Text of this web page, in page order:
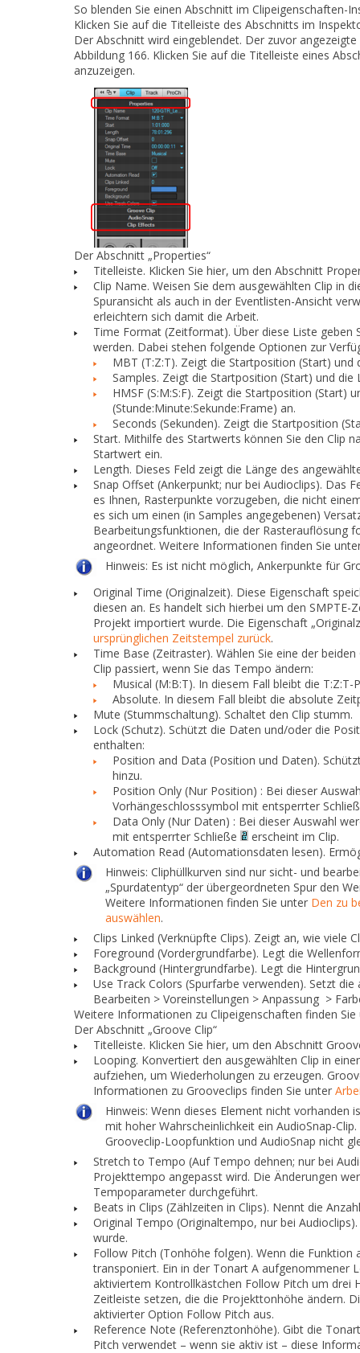
So blenden Sie einen Abschnitt im Clipeigenschaften-
Klicken Sie auf die Titelleiste des Abschnitts im
Der Abschnitt wird eingeblendet. Der zuvor
Abbildung 166. Klicken Sie auf die Titelleiste eines
anzuzeigen.
Der Abschnitt „Properties“
Titelleiste. Klicken Sie hier, um den Abschnitt
Clip Name. Weisen Sie dem ausgewählten Clip in
Spuransicht als auch in der Eventlisten-Ansicht
erleichtern sich damit die Arbeit.
Time Format (Zeitformat). Über diese Liste geben
werden. Dabei stehen folgende Optionen zur
MBT (T:Z:T). Zeigt die Startposition (Start) und
Samples. Zeigt die Startposition (Start) und die
HMSF (S:M:S:F). Zeigt die Startposition (Start)
(Stunde:Minute:Sekunde:Frame) an.
Seconds (Sekunden). Zeigt die Startposition (
Start. Mithilfe des Startwerts können Sie den Clip
Startwert ein.
Length. Dieses Feld zeigt die Länge des
Snap Offset (Ankerpunkt; nur bei Audioclips). Das
es Ihnen, Rasterpunkte vorzugeben, die nicht
es sich um einen (in Samples angegebenen)
Bearbeitungsfunktionen, die der Rasterauflösung
angeordnet. Weitere Informationen finden Sie
Hinweis: Es ist nicht möglich, Ankerpunkte für
Original Time (Originalzeit). Diese Eigenschaft
diesen an. Es handelt sich hierbei um den
Projekt importiert wurde. Die Eigenschaft
ursprünglichen Zeitstempel zurück.
Time Base (Zeitraster). Wählen Sie eine der
Clip passiert, wenn Sie das Tempo ändern:
Musical (M:B:T). In diesem Fall bleibt die
Absolute. In diesem Fall bleibt die absolute
Mute (Stummschaltung). Schaltet den Clip stumm.
Lock (Schutz). Schützt die Daten und/oder die
enthalten:
Position and Data (Position und Daten).
hinzu.
Position Only (Nur Position) : Bei dieser
Vorhängeschlosssymbol mit entsperrter
Data Only (Nur Daten) : Bei dieser Auswahl
mit entsperrter Schließe
erscheint im Clip.
Automation Read (Automationsdaten lesen).
Hinweis:Cliphüllkurven sind nur sicht- und
„Spurdatentyp“ der übergeordneten Spur den
Weitere Informationen finden Sie unter Den zu
auswählen.
Clips Linked (Verknüpfte Clips). Zeigt an, wie viele
Foreground (Vordergrundfarbe). Legt die
Background (Hintergrundfarbe). Legt die
Use Track Colors (Spurfarbe verwenden). Setzt die
Bearbeiten > Voreinstellungen > Anpassung >
Weitere Informationen zu Clipeigenschaften finden
Der Abschnitt „Groove Clip“
Titelleiste. Klicken Sie hier, um den Abschnitt
Looping. Konvertiert den ausgewählten Clip in
aufziehen, um Wiederholungen zu erzeugen.
Informationen zu Grooveclips finden Sie unter
Hinweis:Wenn dieses Element nicht vorhanden
mit hoherWahrscheinlichkeit ein AudioSnap-
Grooveclip-Loopfunktion und AudioSnap nicht
Stretch to Tempo (Auf Tempo dehnen; nur bei
Projekttempo angepasst wird. Die Änderungen
Tempoparameter durchgeführt.
Beats in Clips (Zählzeiten in Clips). Nennt die
Original Tempo (Originaltempo, nur bei Audioclips).
wurde.
Follow Pitch (Tonhöhe folgen). Wenn die Funktion
transponiert. Ein in der Tonart A aufgenommener
aktiviertem Kontrollkästchen Follow Pitch um drei
Zeitleiste setzen, die die Projekttonhöhe ändern.
aktivierter Option Follow Pitch aus.
Reference Note (Referenztonhöhe). Gibt die
Pitch verwendet – wenn sie aktiv ist – diese